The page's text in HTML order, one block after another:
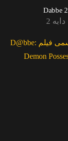
Dabbe 2
دابه 2